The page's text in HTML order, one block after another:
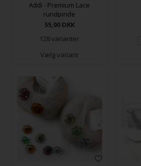
Addi - Premium Lace
rundpinde
55,00 DKK
128 varianter
Vælg variant